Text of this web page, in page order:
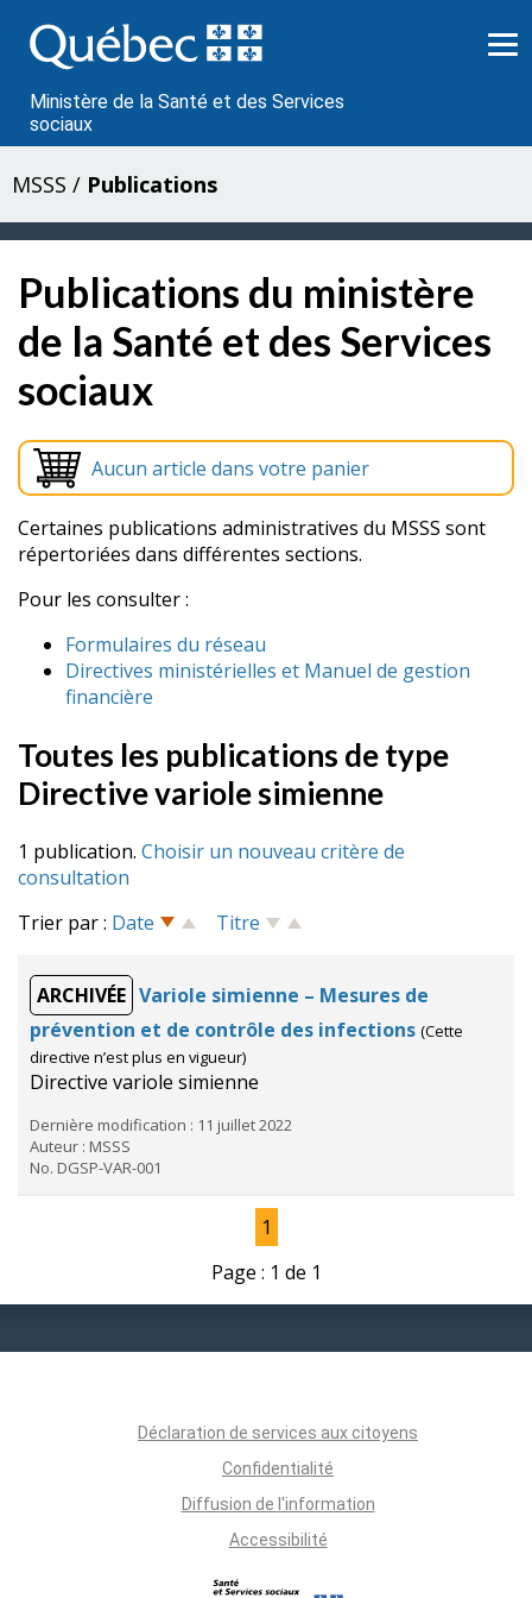
au
contenu
Ministère de la Santé et des Services
sociaux
MSSS / Publications
Publications du ministère
de la Santé et des Services
sociaux
Aucun article dans votre panier
Certaines publications administratives du MSSS sont
répertoriées dans différentes sections.
Pour les consulter :
Formulaires du réseau
Directives ministérielles et Manuel de gestion
financière
Toutes les publications de type
Directive variole simienne
1 publication. Choisir un nouveau critère de
consultation
Trier par : Date Titre
ARCHIVÉE Variole simienne – Mesures de
prévention et de contrôle des infections (Cette
directive n’est plus en vigueur)
Directive variole simienne
Dernière modification : 11 juillet 2022
Auteur : MSSS
No. DGSP-VAR-001
1
Page : 1 de 1
Déclaration de services aux citoyens
Confidentialité
Diffusion de l'information
Accessibilité